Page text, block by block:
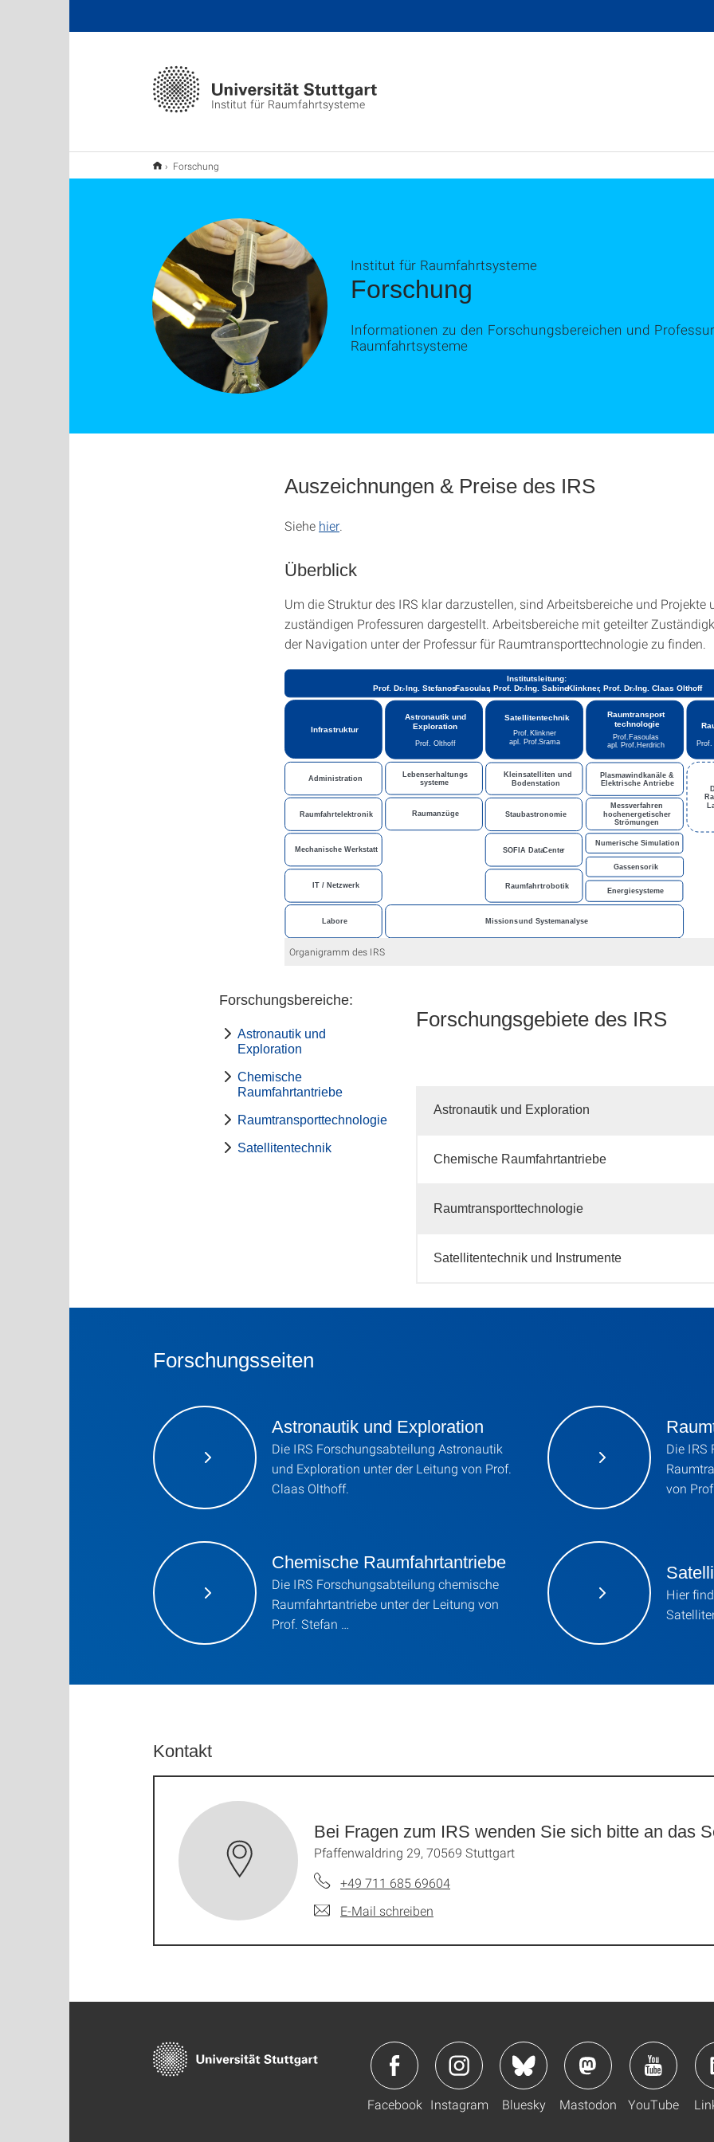
Institut für Raumfahrtsysteme
Forschung
Forschung
Institut für Raumfahrtsysteme
Informationen zu den Forschungsbereichen und
Raumfahrtsysteme
Auszeichnungen & Preise des IRS
Siehe hier
Überblick
Um die Struktur des IRS klar darzustellen, sind Arbeitsbereiche und Projekte
zuständigen Professuren dargestellt. Arbeitsbereiche mit geteilter
der Navigation unter der Professur für Raumtransporttechnologie zu finden.
Organigramm des IRS
Forschungsbereiche:
Astronautik und
Exploration
Chemische
Raumfahrtantriebe
Raumtransporttechnologie
Satellitentechnik
Forschungsgebiete des IRS
Astronautik und Exploration
Chemische Raumfahrtantriebe
Raumtransporttechnologie
Satellitentechnik und Instrumente
Forschungsseiten
Astronautik und Exploration
Die IRS Forschungsabteilung Astronautik
und Exploration unter der Leitung von Prof.
Claas Olthoff.
Die IRS
von
Chemische Raumfahrtantriebe
Die IRS Forschungsabteilung chemische
Raumfahrtantriebe unter der Leitung von
Prof. Stefan …
Hier
Kontakt
Bei Fragen zum IRS wenden Sie sich bitte an das
Pfaffenwaldring 29, 70569 Stuttgart
+49 711 685 69604
E-Mail schreiben
Facebook Instagram Bluesky Mastodon YouTube